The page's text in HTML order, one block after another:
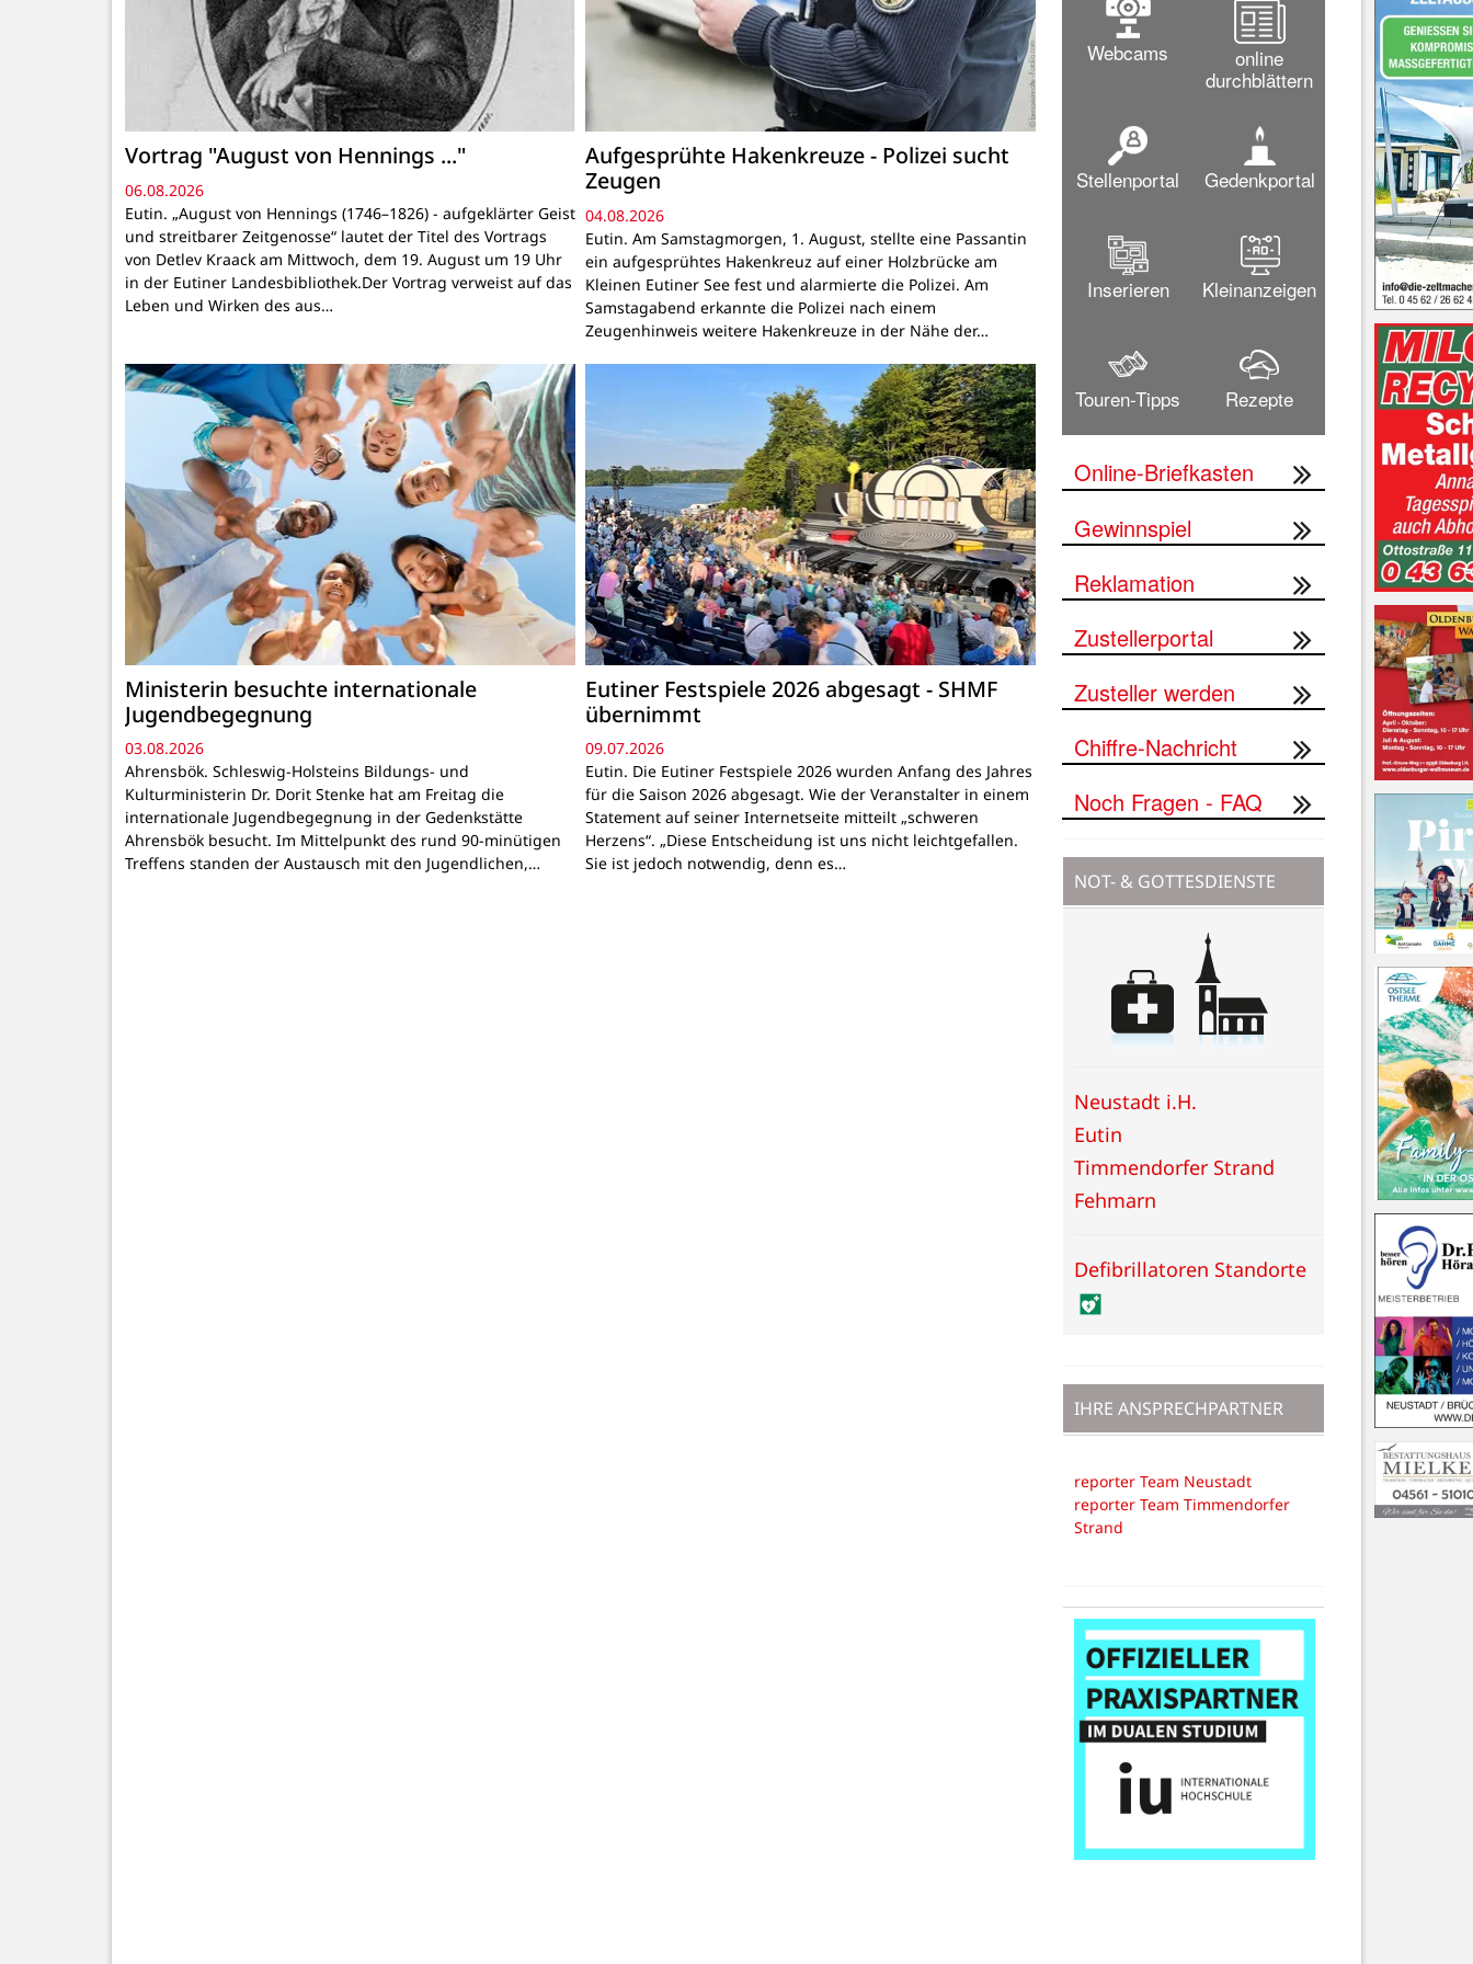
Vortrag "August von Hennings ..."
06.08.2026
Eutin. „August von Hennings (1746–1826) - aufgeklärter Geist
und streitbarer Zeitgenosse“ lautet der Titel des Vortrags
von Detlev Kraack am Mittwoch, dem 19. August um 19 Uhr
in der Eutiner Landesbibliothek.Der Vortrag verweist auf das
Leben und Wirken des aus…
Aufgesprühte Hakenkreuze - Polizei sucht
Zeugen
04.08.2026
Eutin. Am Samstagmorgen, 1. August, stellte eine Passantin
ein aufgesprühtes Hakenkreuz auf einer Holzbrücke am
Kleinen Eutiner See fest und alarmierte die Polizei. Am
Samstagabend erkannte die Polizei nach einem
Zeugenhinweis weitere Hakenkreuze in der Nähe der…
Ministerin besuchte internationale
Jugendbegegnung
03.08.2026
Ahrensbök. Schleswig-Holsteins Bildungs- und
Kulturministerin Dr. Dorit Stenke hat am Freitag die
internationale Jugendbegegnung in der Gedenkstätte
Ahrensbök besucht. Im Mittelpunkt des rund 90-minütigen
Treffens standen der Austausch mit den Jugendlichen,…
Eutiner Festspiele 2026 abgesagt - SHMF
übernimmt
09.07.2026
Eutin. Die Eutiner Festspiele 2026 wurden Anfang des Jahres
für die Saison 2026 abgesagt. Wie der Veranstalter in einem
Statement auf seiner Internetseite mitteilt „schweren
Herzens“. „Diese Entscheidung ist uns nicht leichtgefallen.
Sie ist jedoch notwendig, denn es…
Webcams
online
durchblättern
Stellenportal Gedenkportal
Inserieren Kleinanzeigen
Touren-Tipps Rezepte
Online-Briefkasten
Gewinnspiel
Reklamation
Zustellerportal
Zusteller werden
Chiffre-Nachricht
Noch Fragen - FAQ
NOT- & GOTTESDIENSTE
Neustadt i.H.
Eutin
Timmendorfer Strand
Fehmarn
Defibrillatoren Standorte
IHRE ANSPRECHPARTNER
reporter Team Neustadt
reporter Team Timmendorfer
Strand